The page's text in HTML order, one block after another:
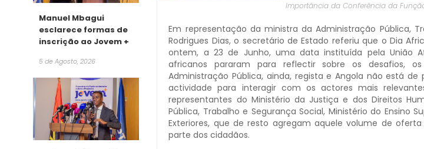
Manuel Mbagui
esclarece formas de
inscrição ao Jovem +
5 de Agosto, 2026
Importância da Conferência da
Em representação da ministra da Administração Pública,
Rodrigues Dias, o secretário de Estado referiu que o Dia
ontem, a 23 de Junho, uma data instituída pela União
africanos pararam para reflectir sobre os desafios,
Administração Pública, ainda, regista e Angola não está de
actividade para interagir com os actores mais
representantes do Ministério da Justiça e dos Direitos
Pública, Trabalho e Segurança Social, Ministério do Ensino
Exteriores, que de resto agregam aquele volume de
parte dos cidadãos.